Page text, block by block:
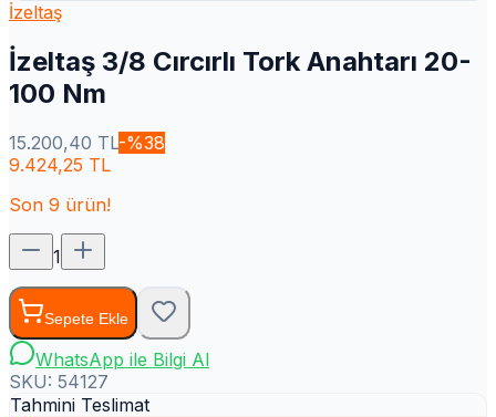
İzeltaş
İzeltaş 3/8 Cırcırlı Tork Anahtarı 20-
100 Nm
15.200,40 TL-%38
9.424,25 TL
Son 9 ürün!
1
Sepete Ekle
WhatsApp ile Bilgi Al
SKU: 54127
Tahmini Teslimat